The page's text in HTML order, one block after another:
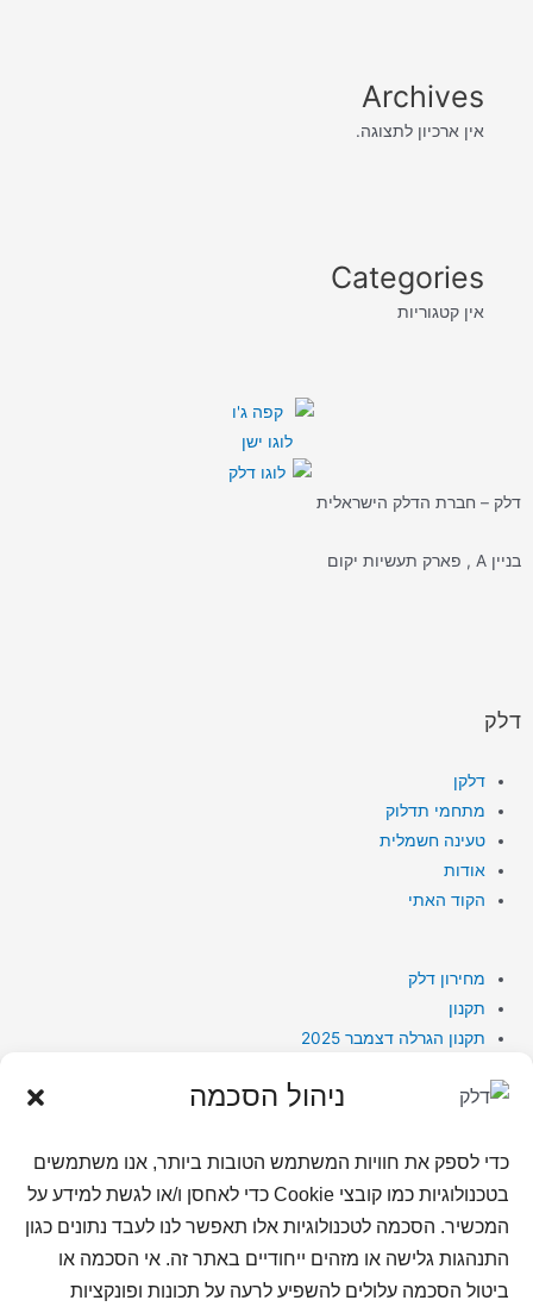
ניהול הסכמה
כדי לספק את חוויות המשתמש הטובות ביותר, אנו משתמשים
בטכנולוגיות כמו קובצי Cookie כדי לאחסן ו/או לגשת למידע על
המכשיר. הסכמה לטכנולוגיות אלו תאפשר לנו לעבד נתונים כגון
התנהגות גלישה או מזהים ייחודיים באתר זה. אי הסכמה או
ביטול הסכמה עלולים להשפיע לרעה על תכונות ופונקציות
Archives
אין ארכיון לתצוגה.
Categories
אין קטגוריות
דלק – חברת הדלק הישראלית
בניין A , פארק תעשיות יקום
דלק
דלקן
מתחמי תדלוק
טעינה חשמלית
אודות
הקוד האתי
מחירון דלק
תקנון
תקנון הגרלה דצמבר 2025
נגישות בחברת דלק
מדיניות פרטיות מועדון לקוחות
מדיניות פרטיות למועמדים לעבודה
שאלות ותשובות
צור קשר